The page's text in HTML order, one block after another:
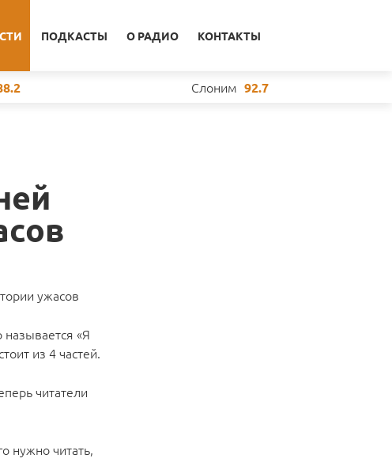
ПОДКАСТЫ О РАДИО КОНТАКТЫ
Слоним 92.7
ужасов
«Я
из 4 частей.
читатели
нужно читать,